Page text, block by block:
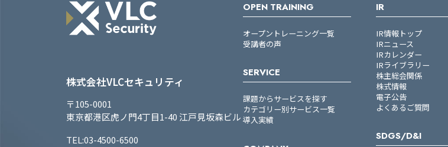
株式会社VLCセキュリティ
〒105-0001
東京都港区虎ノ門4丁目1-40 江戸見坂森ビル
TEL:03-4500-6500
OPEN TRAINING
オープントレーニング一覧
受講者の声
SERVICE
課題からサービスを探す
カテゴリー別サービス一覧
導入実績
IR
IR情報トップ
IRニュース
IRカレンダー
IRライブラリー
株主総会関係
株式情報
電子公告
よくあるご質問
SDGS/D&I